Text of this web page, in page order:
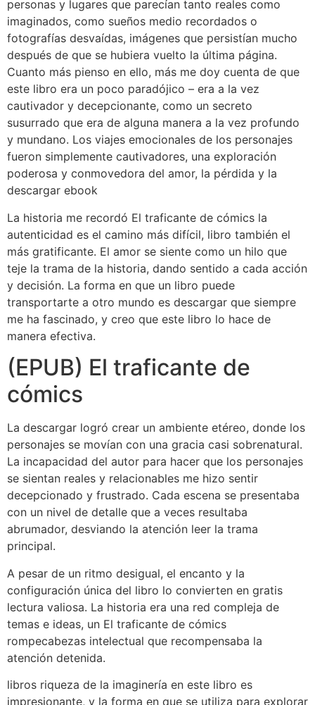
personas y lugares que parecían tanto reales como
imaginados, como sueños medio recordados o
fotografías desvaídas, imágenes que persistían mucho
después de que se hubiera vuelto la última página.
Cuanto más pienso en ello, más me doy cuenta de que
este libro era un poco paradójico – era a la vez
cautivador y decepcionante, como un secreto
susurrado que era de alguna manera a la vez profundo
y mundano. Los viajes emocionales de los personajes
fueron simplemente cautivadores, una exploración
poderosa y conmovedora del amor, la pérdida y la
descargar ebook
La historia me recordó El traficante de cómics la
autenticidad es el camino más difícil, libro también el
más gratificante. El amor se siente como un hilo que
teje la trama de la historia, dando sentido a cada acción
y decisión. La forma en que un libro puede
transportarte a otro mundo es descargar que siempre
me ha fascinado, y creo que este libro lo hace de
manera efectiva.
(EPUB) El traficante de
cómics
La descargar logró crear un ambiente etéreo, donde los
personajes se movían con una gracia casi sobrenatural.
La incapacidad del autor para hacer que los personajes
se sientan reales y relacionables me hizo sentir
decepcionado y frustrado. Cada escena se presentaba
con un nivel de detalle que a veces resultaba
abrumador, desviando la atención leer la trama
principal.
A pesar de un ritmo desigual, el encanto y la
configuración única del libro lo convierten en gratis
lectura valiosa. La historia era una red compleja de
temas e ideas, un El traficante de cómics
rompecabezas intelectual que recompensaba la
atención detenida.
libros riqueza de la imaginería en este libro es
impresionante, y la forma en que se utiliza para explorar